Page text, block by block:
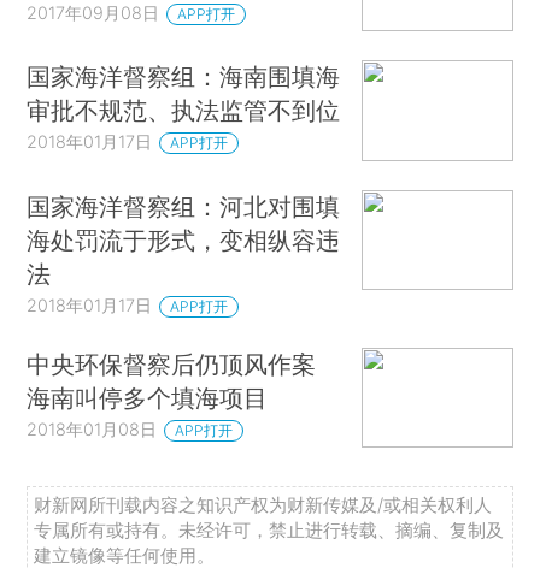
2017年09月08日 APP打开
国家海洋督察组：海南围填海
审批不规范、执法监管不到位
2018年01月17日 APP打开
国家海洋督察组：河北对围填
海处罚流于形式，变相纵容违
法
2018年01月17日 APP打开
中央环保督察后仍顶风作案
海南叫停多个填海项目
2018年01月08日 APP打开
财新网所刊载内容之知识产权为财新传媒及/或相关权利人
专属所有或持有。未经许可，禁止进行转载、摘编、复制及
建立镜像等任何使用。